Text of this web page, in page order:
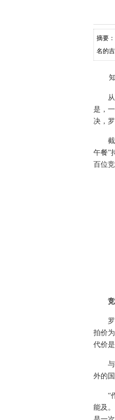
摘要
名的
知
从4
是，
决，
截至
午餐”
百位
竞
罗杰
拍价
代价是
与上
外的
“作
能及